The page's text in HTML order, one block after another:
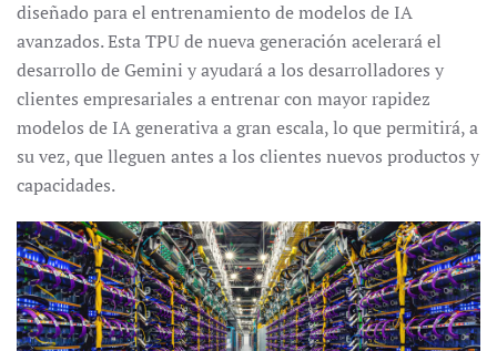
diseñado para el entrenamiento de modelos de IA
avanzados. Esta TPU de nueva generación acelerará el
desarrollo de Gemini y ayudará a los desarrolladores y
clientes empresariales a entrenar con mayor rapidez
modelos de IA generativa a gran escala, lo que permitirá, a
su vez, que lleguen antes a los clientes nuevos productos y
capacidades.